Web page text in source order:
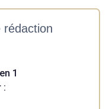
rédaction
1
: